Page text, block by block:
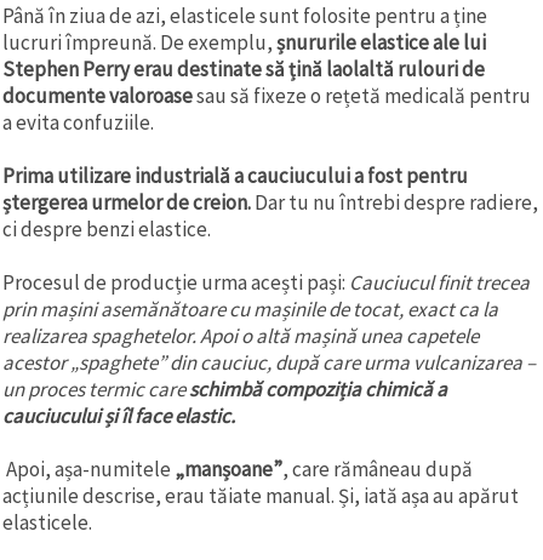
Până în ziua de azi, elasticele sunt folosite pentru a ține
lucruri împreună. De exemplu,șnururile elastice ale lui
Stephen Perry erau destinate să țină laolaltă rulouri de
documente valoroasesau să fixeze o rețetă medicală pentru
a evita confuziile.
Prima utilizare industrială a cauciucului a fost pentru
ștergerea urmelor de creion.Dar tu nu întrebi despre radiere,
ci despre benzi elastice.
Procesul de producție urma acești pași: Cauciucul finit trecea
prin mașini asemănătoare cu mașinile de tocat, exact ca la
realizarea spaghetelor. Apoi o altă mașină unea capetele
acestor „spaghete” din cauciuc, după care urma vulcanizarea –
un proces termic careschimbă compoziția chimică a
cauciucului și îl face elastic.
Apoi, așa-numitele „manșoane”, care rămâneau după
acțiunile descrise, erau tăiate manual. Și, iată așa au apărut
elasticele.